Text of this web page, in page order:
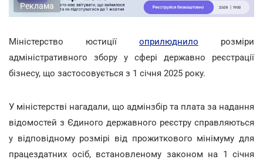
Реклама
Міністерство юстиції оприлюднило розміри
адміністративного збору у сфері державно реєстрації
бізнесу, що застосовується з 1 січня 2025 року.
У міністерстві нагадали, що адмінзбір та плата за надання
відомостей з Єдиного державного реєстру справляються
у відповідному розмірі від прожиткового мінімуму для
працездатних осіб, встановленому законом на 1 січня